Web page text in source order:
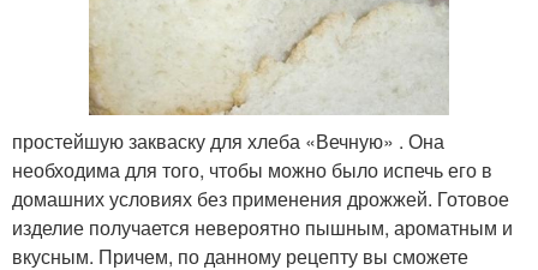
простейшую закваску для хлеба «Вечную» . Она
необходима для того, чтобы можно было испечь его в
домашних условиях без применения дрожжей. Готовое
изделие получается невероятно пышным, ароматным и
вкусным. Причем, по данному рецепту вы сможете